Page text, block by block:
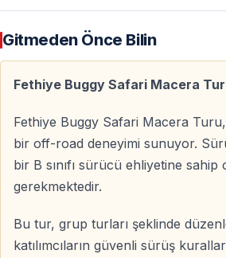
Rehberli & Güvenli Tur
Tur boyunca deneyimli safari
— Tur öncesi detaylı bilgilendirme
— Rehber eşliğinde konvoy sürüşü
— Kask temini
Gitmeden Önce Bilin
Fethiye Buggy Safari Macera
Fethiye Buggy Safari Macera
bir off-road deneyimi sunuyor.
bir B sınıfı sürücü ehliyetine sahip
gerekmektedir.
Bu tur, grup turları şeklinde
katılımcıların güvenli sürüş